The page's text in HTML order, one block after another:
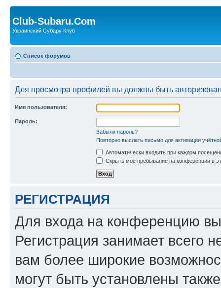
Club-Subaru.Com
Украинский Субару Клуб
Список форумов
Для просмотра профилей вы должны быть
Имя пользователя:
Пароль:
Забыли пароль?
Повторно выслать письмо для активации
Автоматически входить при каждом
Скрыть моё пребывание на конференции в
РЕГИСТРАЦИЯ
Для входа на конференцию
Регистрация занимает всего
вам более широкие
могут быть установлены